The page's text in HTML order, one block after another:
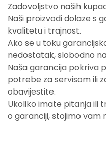
Zadovoljstvo naših
Naši proizvodi dolaze s
kvalitetu i trajnost.
Ako se u toku
nedostatak, slobodno
Naša garancija pokriva
potrebe za servisom ili
obavijestite.
Ukoliko imate pitanja ili
o garanciji, stojimo vam